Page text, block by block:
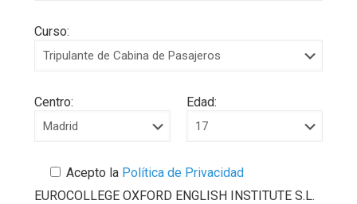
Curso:
Centro: Edad:
Acepto la Política de Privacidad
EUROCOLLEGE OXFORD ENGLISH INSTITUTE S.L.